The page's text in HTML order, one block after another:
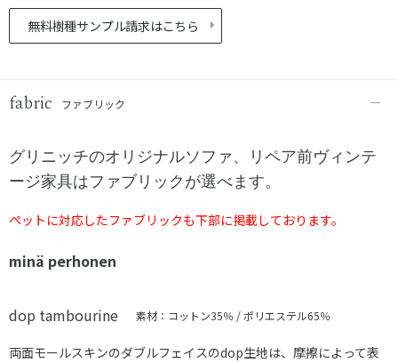
無料樹種サンプル請求はこちら
fabric ファブリック
グリニッチのオリジナルソファ、リペア前ヴィンテ
ージ家具はファブリックが選べます。
ペットに対応したファブリックも下部に掲載しております。
minä perhonen
dop tambourine 素材：コットン35％ / ポリエステル65％
両面モールスキンのダブルフェイスのdop生地は、摩擦によって表